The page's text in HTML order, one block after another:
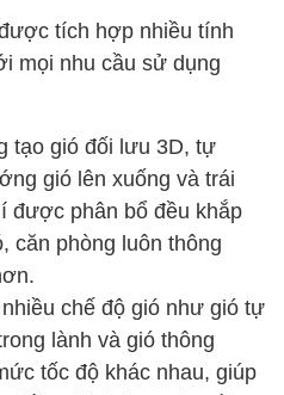
tích hợp nhiều tính
mọi nhu cầu sử dụng
tạo gió đối lưu 3D, tự
gió lên xuống và trái
được phân bổ đều khắp
căn phòng luôn thông
chế độ gió như gió tự
lành và gió thông
tốc độ khác nhau, giúp